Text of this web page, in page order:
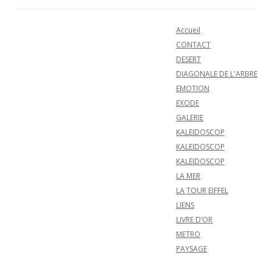
Accueil
CONTACT
DESERT
DIAGONALE DE L'ARBRE
EMOTION
EXODE
GALERIE
KALEIDOSCOP
KALEIDOSCOP
KALEIDOSCOP
LA MER
LA TOUR EIFFEL
LIENS
LIVRE D’OR
METRO
PAYSAGE